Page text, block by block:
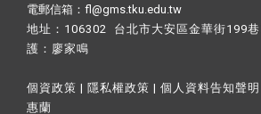
電郵信箱：fl@gms.tku.edu.tw
地址：106302 台北市大安區金華街199
護： 廖家鳴​
個資政策 | 隱私權政策 | 個人資料告知聲明
惠蘭